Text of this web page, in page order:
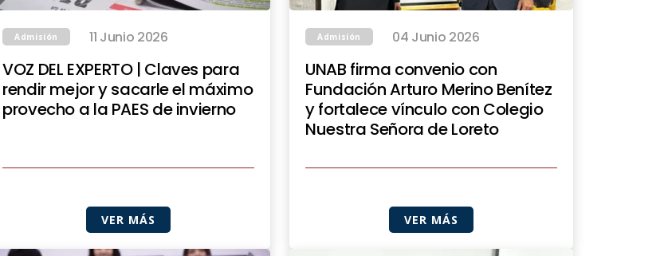
Admisión 11 Junio 2026
VOZ DEL EXPERTO | Claves para
rendir mejor y sacarle el máximo
provecho a la PAES de invierno
VER MÁS
Admisión 04 Junio 2026
UNAB firma convenio con
Fundación Arturo Merino Benítez
y fortalece vínculo con Colegio
Nuestra Señora de Loreto
VER MÁS